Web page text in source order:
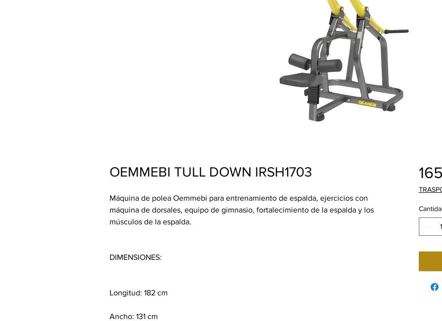
OEMMEBI TULL DOWN IRSH1703
Máquina de polea Oemmebi para entrenamiento de espalda, ejercicios con
máquina de dorsales, equipo de gimnasio, fortalecimiento de la espalda y los
músculos de la espalda.
DIMENSIONES:
Longitud: 182 cm
Ancho: 131 cm